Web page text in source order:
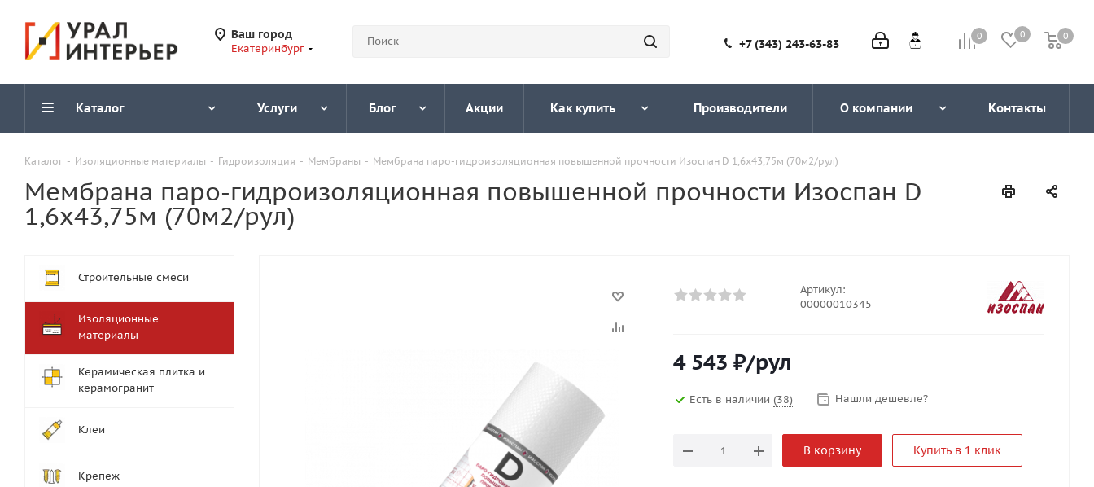
Ваш город
Екатеринбург
0 0 0
0
+7 (343) 243-63-83
Каталог Услуги Блог Акции Как купить Производители О компании Контакты
Каталог - Изоляционные материалы - Гидроизоляция - Мембраны - Мембрана паро-гидроизоляционная повышенной прочности Изоспан D 1,6х43,75м (70м2/рул)
Мембрана паро-гидроизоляционная повышенной прочности Изоспан D
1,6х43,75м (70м2/рул)
Артикул:
00000010345
4 543 ₽/рул
Есть в наличии (38) Нашли дешевле?
В корзину Купить в 1 клик
Строительные смеси
Изоляционные
материалы
Керамическая плитка и
керамогранит
Клеи
Крепеж